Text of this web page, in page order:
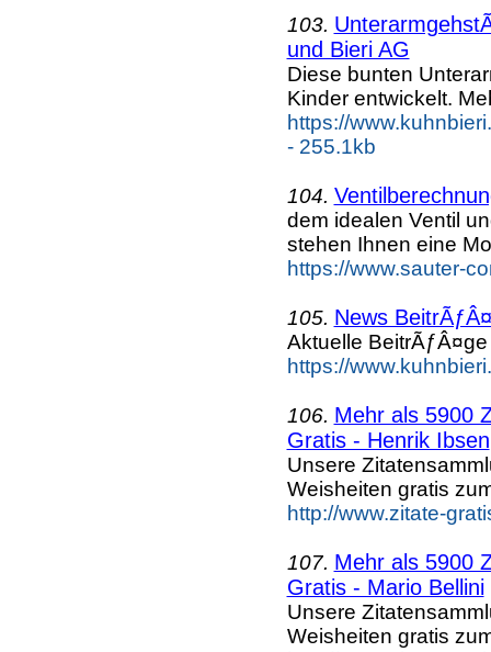
103.
und Bieri AG
Diese bunten
Kinder entwickelt.
https://
- 255.1kb
104.
dem idealen Ventil
stehen Ihnen eine
https://www.sauter-
105. News
Aktuelle
https://
106. Mehr als 5900
Gratis - Henrik Ibsen
Unsere
Weisheiten gratis
http://www.zitate-
107. Mehr als 5900
Gratis - Mario Bellini
Unsere
Weisheiten gratis